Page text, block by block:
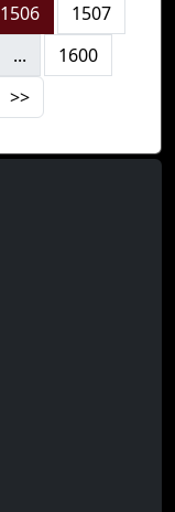
1506
1507
...
1600
>>